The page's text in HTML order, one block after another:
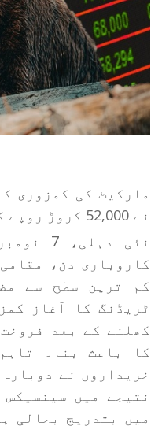
مارکیٹ کی کمزوری
نے 52,000 کروڑ روپے کا منافع کمایا
نئی
کاروباری دن،
کم ترین سطح سے
ٹریڈنگ کا آغاز
کھلنے کے بعد
خریداروں نے
نتیجے میں
میں بتدریج بحالی